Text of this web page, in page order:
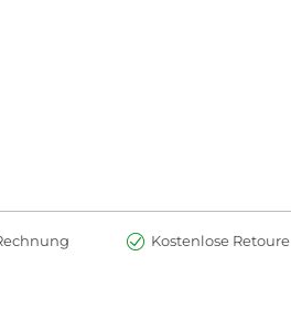
Kostenlose Retoure